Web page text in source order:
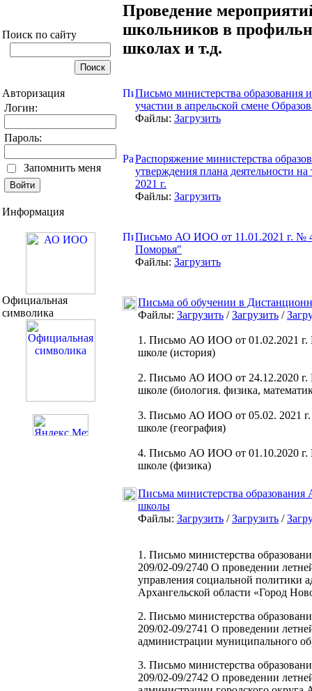
Поиск по сайту
Авторизация
Логин:
Пароль:
Запомнить меня
Информация
Официальная
символика
Проведение
школьников в
школах и т.д.
Письмо министерства образования
участии в апрельской смене
Файлы: Загрузить
Распоряжение министерства
утверждения плана деятельности
2021 г.
Файлы: Загрузить
Письмо АО ИОО от 11.01.2021 г. №
Поморья"
Файлы: Загрузить
Письма об обучении в
Файлы: Загрузить /Загрузить /
1. Письмо АО ИОО от 01.02.2021 г.
школе (история)
2. Письмо АО ИОО от 24.12.2020 г.
школе (биология. физика,
3. Письмо АО ИОО от 05.02. 2021
школе (география)
4. Письмо АО ИОО от 01.10.2020 г.
школе (физика)
Письма министерства образования
школы
Файлы: Загрузить /Загрузить /
1. Письмо министерства
209/02-09/2740 О проведении
управления социальной политики
Архангельской области «Город
2. Письмо министерства
209/02-09/2741 О проведении
администрации муниципального
3. Письмо министерства
209/02-09/2742 О проведении